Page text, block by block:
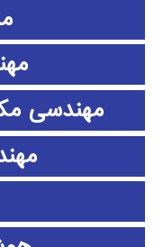
مهندسی